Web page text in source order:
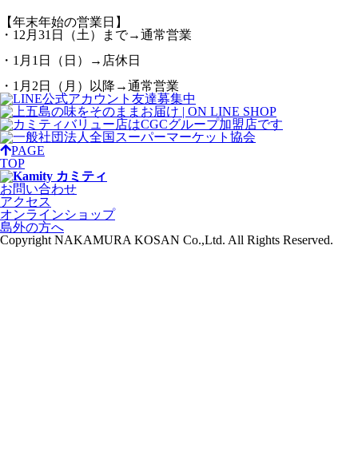
【年末年始の営業日】
・12月31日（土）まで→通常営業
・1月1日（日）→店休日
・1月2日（月）以降→通常営業
PAGE
TOP
お問い合わせ
アクセス
オンラインショップ
島外の方へ
Copyright NAKAMURA KOSAN Co.,Ltd. All Rights Reserved.